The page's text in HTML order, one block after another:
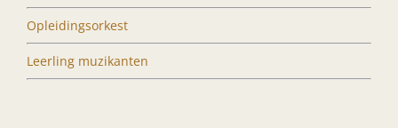
Opleidingsorkest
Leerling muzikanten